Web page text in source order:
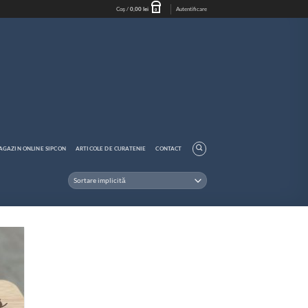
Coș / 0,00 lei 0 Autentificare
ONLINE SIPCON ARTICOLE DE CURATENIE CONTACT